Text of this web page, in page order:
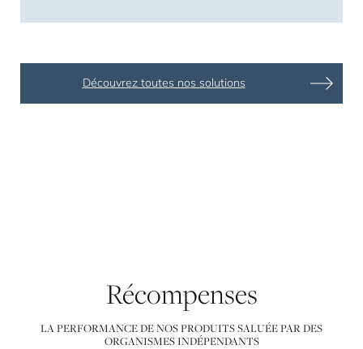
Découvrez toutes nos solutions
Récompenses
LA PERFORMANCE DE NOS PRODUITS SALUÉE PAR DES
ORGANISMES INDÉPENDANTS